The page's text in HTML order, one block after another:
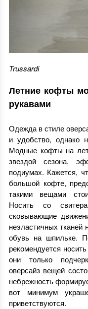
Trussardi
Летние кофты
рукавами
Одежда в стиле
и удобство, однако
Модные кофты на
звездой сезона,
подиумах. Кажется,
большой кофте,
такими вещами
Носить со
сковывающие
неэластичных тканей
обувь на шпильке.
рекомендуется
они только
оверсайз вещей
небрежность
вот минимум
приветствуются.